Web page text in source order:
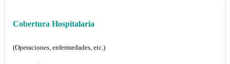
Cobertura Hospitalaria
(Operaciones, enfermedades, etc.)